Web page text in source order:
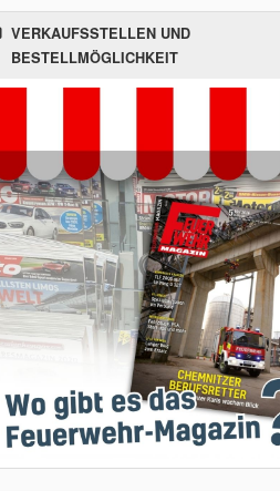
VERKAUFSSTELLEN UND
BESTELLMÖGLICHKEIT